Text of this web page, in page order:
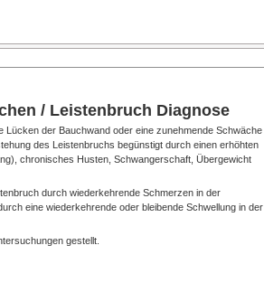
/ Leistenbruch Diagnose
der Bauchwand oder eine zunehmende Schwäche
des Leistenbruchs begünstigt durch einen erhöhten
chronisches Husten, Schwangerschaft, Übergewicht
durch wiederkehrende Schmerzen in der
eine wiederkehrende oder bleibende Schwellung in der
gestellt.